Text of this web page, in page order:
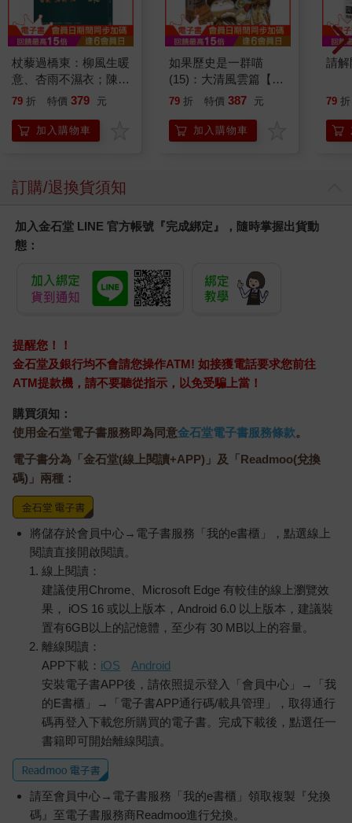
杖藜過橋東：柳風生暖
意、杏雨不濕衣；陳亮
恭談以心轉境的適齡漫
79 折 特價 379 元
加入購物車
如果歷史是一群喵
(15)：大清風雲篇【萌
貓漫畫學歷史】
79 折 特價 387 元
加入購物車
請解
79 折
訂購/退換貨須知
加入金石堂 LINE 官方帳號『完成綁定』，隨時掌握出貨動
態：
提醒您！！
金石堂及銀行均不會請您操作ATM! 如接獲電話要求您前往
ATM提款機，請不要聽從指示，以免受騙上當！
購買須知：
使用金石堂電子書服務即為同意金石堂電子書服務條款。
電子書分為「金石堂(線上閱讀+APP)」及「Readmoo(兌換
碼)」兩種：
將儲存於會員中心→電子書服務「我的e書櫃」，點選線上
閱讀直接開啟閱讀。
線上閱讀：
建議使用Chrome、Microsoft Edge 有較佳的線上瀏覽效
果， iOS 16 或以上版本，Android 6.0 以上版本，建議裝
置有6GB以上的記憶體，至少有 30 MB以上的容量。
離線閱讀：
APP下載： iOS
Android
安裝電子書APP後，請依照提示登入「會員中心」→「我
的E書櫃」→「電子書APP通行碼/載具管理」，取得通行
碼再登入下載您所購買的電子書。完成下載後，點選任一
書籍即可開始離線閱讀。
請至會員中心→電子書服務「我的e書櫃」領取複製『兌換
碼』至電子書服務商Readmoo進行兌換。